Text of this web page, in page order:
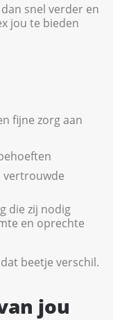
snel verder en
jou te bieden
fijne zorg aan
vertrouwde
die zij nodig
en oprechte
beetje verschil.
jou